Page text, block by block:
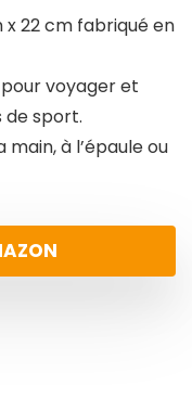
22 cm fabriqué en
voyager et
sport.
à l’épaule ou